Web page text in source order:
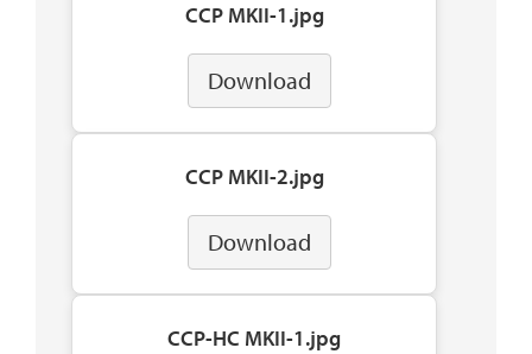
CCP MKII-1.jpg
Download
CCP MKII-2.jpg
Download
CCP-HC MKII-1.jpg